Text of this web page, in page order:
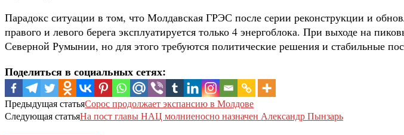
Парадокс ситуации в том, что Молдавская ГРЭС после серии реконструкции и
правого и левого берега эксплуатируется только 4 энергоблока. При выходе на
Северной Румынии, но для этого требуются политические решения и стабильные
Поделиться в социальных сетях:
Предыдущая статьяСорос продолжает экспансию в Молдове
Следующая статьяНа пост главы НАЦ молниеносно назначен Александр Пынзарь